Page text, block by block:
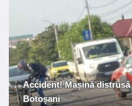
Accident! Mașină
Botoșani